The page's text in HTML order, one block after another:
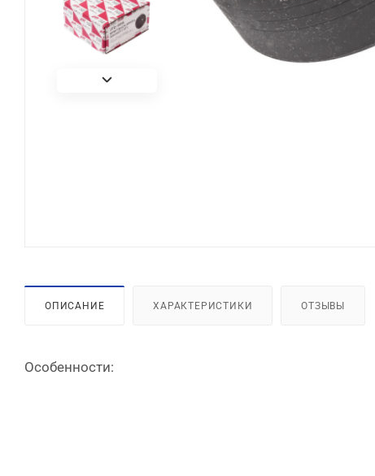
ОПИСАНИЕ ХАРАКТЕРИСТИКИ ОТЗЫВЫ
Особенности: